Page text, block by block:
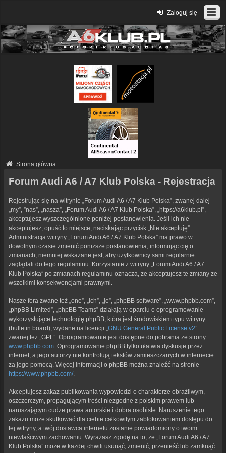
Zaloguj się
Strona główna
Forum Audi A6 / A7 Klub Polska - Rejestracja
Rejestrując się na witrynie „Forum Audi A6 / A7 Klub Polska”, zwanej dalej
„my”, ”nas”, „nasza”, „Forum Audi A6 / A7 Klub Polska”, „https://a6klub.pl”,
akceptujesz wyszczególnione poniżej postanowienia. Jeśli ich nie
akceptujesz, opuść to miejsce, naciskając przycisk „Nie akceptuję”.
Administracja witryny „Forum Audi A6 / A7 Klub Polska” ma prawo w
dowolnym czasie zmienić poniższe postanowienia, informując cię o
zmianach, niemniej wskazane jest, aby użytkownicy sami regularnie
zaglądali do tego regulaminu. Korzystanie z witryny „Forum Audi A6 / A7
Klub Polska” po zmianach regulaminu oznacza, że akceptujesz te zmiany ze
wszelkimi konsekwencjami prawnymi.
Nasze fora zwane też „one”, „ich”, „je”, „phpBB software”, „www.phpbb.com”,
„phpBB Limited”, „phpBB Teams” działają w oparciu o oprogramowanie
wykorzystujące technologię phpBB, która jest środowiskiem typu witryny
(bulletin board), wydane na licencji „ GNU General Public License v2”
zwanej też „GPL”. Oprogramowanie jest dostępne do pobrania ze strony
www.phpbb.com . Oprogramowanie phpBB tylko ułatwia dyskusje przez
internet, a jego autorzy nie kontrolują tekstów zamieszczanych w internecie
za jego pomocą. Więcej informacji o phpBB można znaleźć na stronie
https://www.phpbb.com/.
Akceptujesz zakaz publikowania wypowiedzi o charakterze obraźliwym,
oszczerczym, propagującym treści niezgodne z polskim prawem lub
naruszającym cudze prawa autorskie i dobra osobiste. Naruszenie tego
zakazu może skutkować dla ciebie całkowitym zablokowaniem dostępu do
tej witryny, a twój dostawca internetu zostanie powiadomiony o twoim
niewłaściwym zachowaniu. Wyrażasz zgodę na to, że „Forum Audi A6 / A7
Klub Polska” może w każdej chwili usunąć, zmienić, przenieść lub zamknąć